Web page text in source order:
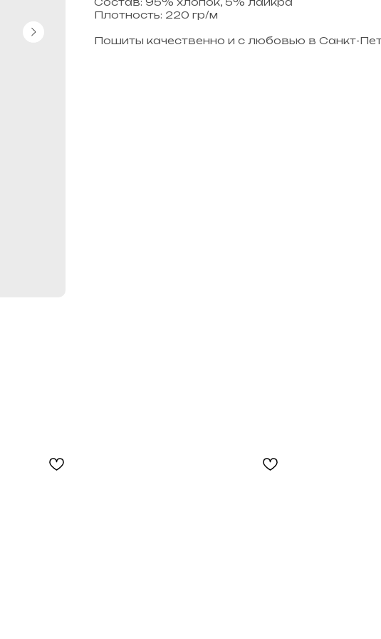
Плотность: 220 гр/м
Пошиты качественно и с любовью в Санкт-